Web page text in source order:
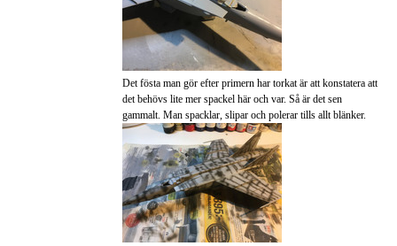
Det fösta man gör efter primern har torkat är att konstatera att
det behövs lite mer spackel här och var. Så är det sen
gammalt. Man spacklar, slipar och polerar tills allt blänker.